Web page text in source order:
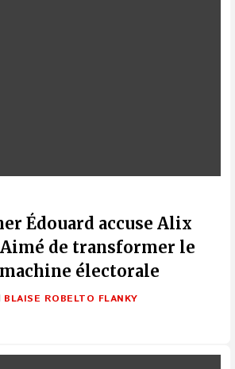
Édouard accuse Alix
de transformer le
électorale
BLAISE ROBELTO FLANKY